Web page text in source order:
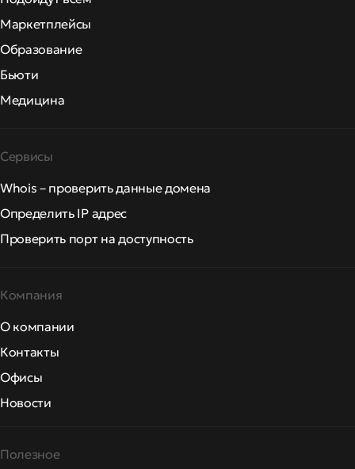
Маркетплейсы
Образование
Бьюти
Медицина
Сервисы
Whois – проверить данные домена
Определить IP адрес
Проверить порт на доступность
Компания
О компании
Контакты
Офисы
Новости
Полезное